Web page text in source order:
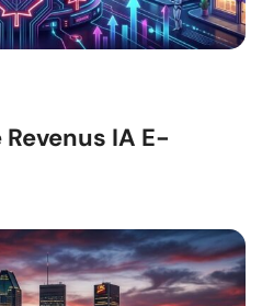
IA E-